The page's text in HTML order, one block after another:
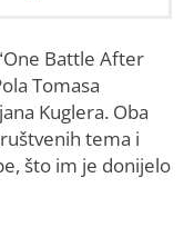
Battle After
Tomasa
Kuglera. Oba
tema i
što im je donijelo